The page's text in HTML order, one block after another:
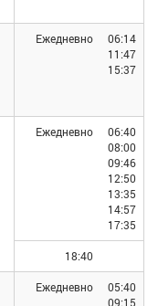
Ежедневно
06:14
11:47
15:37
Ежедневно
06:40
08:00
09:46
12:50
13:35
14:57
17:35
18:40
Ежедневно
05:40
09:15